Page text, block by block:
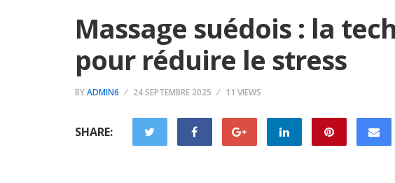
Massage suédois : la
pour réduire le stress
BYADMIN6 24 SEPTEMBRE 2025 11 VIEWS
SHARE: